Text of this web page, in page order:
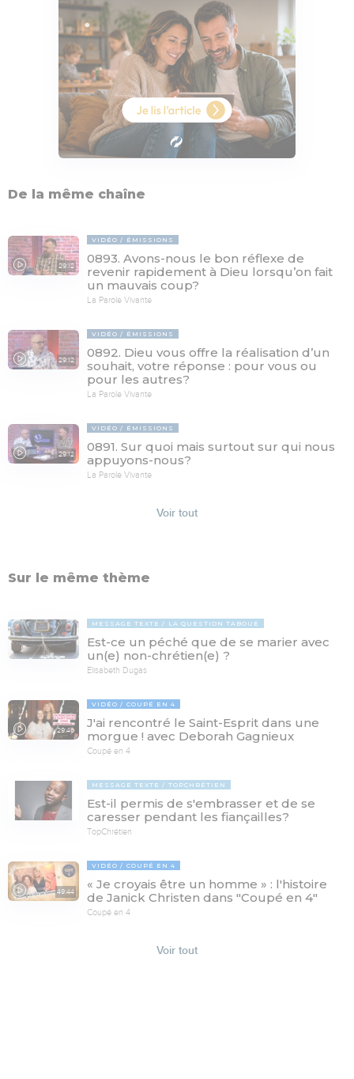
De la même chaîne
29:12
VIDÉO ÉMISSIONS
0893. Avons-nous le bon réflexe de
revenir rapidement à Dieu lorsqu’on fait
un mauvais coup?
La Parole Vivante
29:12
VIDÉO ÉMISSIONS
0892. Dieu vous offre la réalisation d’un
souhait, votre réponse : pour vous ou
pour les autres?
La Parole Vivante
29:12
VIDÉO ÉMISSIONS
0891. Sur quoi mais surtout sur qui nous
appuyons-nous?
La Parole Vivante
Voir tout
Sur le même thème
MESSAGE TEXTE LA QUESTION TABOUE
Est-ce un péché que de se marier avec
un(e) non-chrétien(e) ?
Elisabeth Dugas
29:46
VIDÉO COUPÉ EN 4
J'ai rencontré le Saint-Esprit dans une
morgue ! avec Deborah Gagnieux
Coupé en 4
MESSAGE TEXTE TOPCHRÉTIEN
Est-il permis de s'embrasser et de se
caresser pendant les fiançailles?
TopChrétien
49:44
VIDÉO COUPÉ EN 4
« Je croyais être un homme » : l'histoire
de Janick Christen dans "Coupé en 4"
Coupé en 4
Voir tout